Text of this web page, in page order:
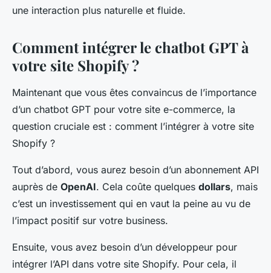
une interaction plus naturelle et fluide.
Comment intégrer le chatbot GPT à
votre site Shopify ?
Maintenant que vous êtes convaincus de l’importance
d’un chatbot GPT pour votre site e-commerce, la
question cruciale est : comment l’intégrer à votre site
Shopify ?
Tout d’abord, vous aurez besoin d’un abonnement API
auprès de OpenAI. Cela coûte quelques dollars, mais
c’est un investissement qui en vaut la peine au vu de
l’impact positif sur votre business.
Ensuite, vous avez besoin d’un développeur pour
intégrer l’API dans votre site Shopify. Pour cela, il